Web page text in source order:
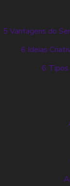
5 Vantagens do
6 Ideias
6 Tipos